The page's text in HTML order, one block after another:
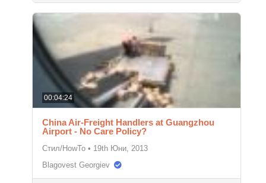
00:04:24
China Air-Freight Handlers at Guangzhou
Airport - No Care Policy?
Стил/HowTo • 19th Юни, 2013
Blagovest Georgiev